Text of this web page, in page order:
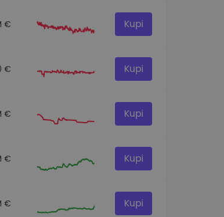
€ Kupi
€ Kupi
€ Kupi
€ Kupi
€ Kupi